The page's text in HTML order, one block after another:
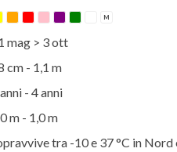
M
mag > 3 ott
cm - 1,1 m
- 4 anni
m - 1,0 m
tra -10 e 37 °C in Nord